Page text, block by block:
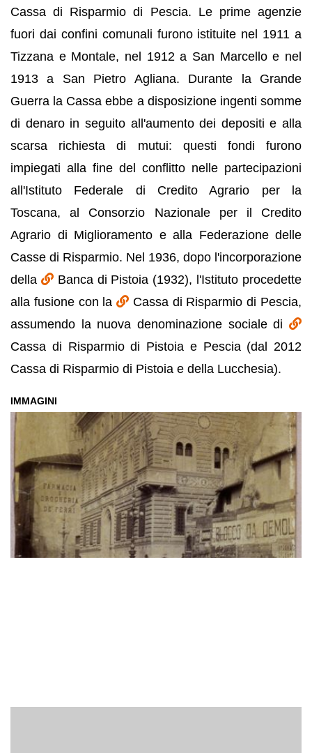
Cassa di Risparmio di Pescia. Le prime agenzie
fuori dai confini comunali furono istituite nel 1911 a
Tizzana e Montale, nel 1912 a San Marcello e nel
1913 a San Pietro Agliana. Durante la Grande
Guerra la Cassa ebbe a disposizione ingenti somme
di denaro in seguito all'aumento dei depositi e alla
scarsa richiesta di mutui: questi fondi furono
impiegati alla fine del conflitto nelle partecipazioni
all'Istituto Federale di Credito Agrario per la
Toscana, al Consorzio Nazionale per il Credito
Agrario di Miglioramento e alla Federazione delle
Casse di Risparmio. Nel 1936, dopo l'incorporazione
della
Banca di Pistoia (1932), l'Istituto procedette
alla fusione con la
Cassa di Risparmio di Pescia,
assumendo la nuova denominazione sociale di
Cassa di Risparmio di Pistoia e Pescia (dal 2012
Cassa di Risparmio di Pistoia e della Lucchesia).
IMMAGINI